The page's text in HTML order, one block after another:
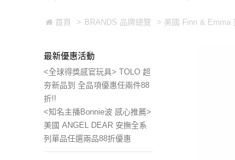
首頁 > BRANDS 品牌總覽 > 美國 Finn & Emma
最新優惠活動
<全球得獎感官玩具> TOLO 超
夯新品到 全品項優惠任兩件88
折!!
<知名主播Bonnie波 感心推薦>
美國 ANGEL DEAR 安撫全系
列單品任選兩品88折優惠